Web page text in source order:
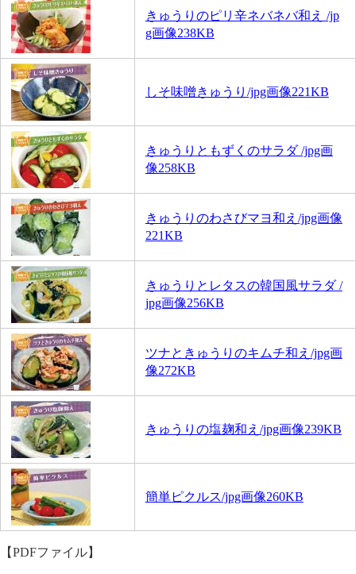
きゅうりのピリ辛ネバネバ和え /jp
g画像238KB
しそ味噌きゅうり/jpg画像221KB
きゅうりともずくのサラダ /jpg画
像258KB
きゅうりのわさびマヨ和え/jpg画像
221KB
きゅうりとレタスの韓国風サラダ /
jpg画像256KB
ツナときゅうりのキムチ和え/jpg画
像272KB
きゅうりの塩麹和え/jpg画像239KB
簡単ピクルス/jpg画像260KB
【PDFファイル】